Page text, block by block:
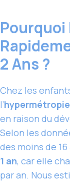
Pourquoi
2 Ans ?
Chez les
l’hypermétropie
en raison du
Selon les
des moins de
1 an, car elle
par an. Nous